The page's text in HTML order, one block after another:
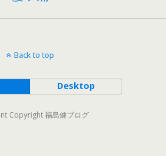
Back to top
Desktop
Copyright 福島健ブログ